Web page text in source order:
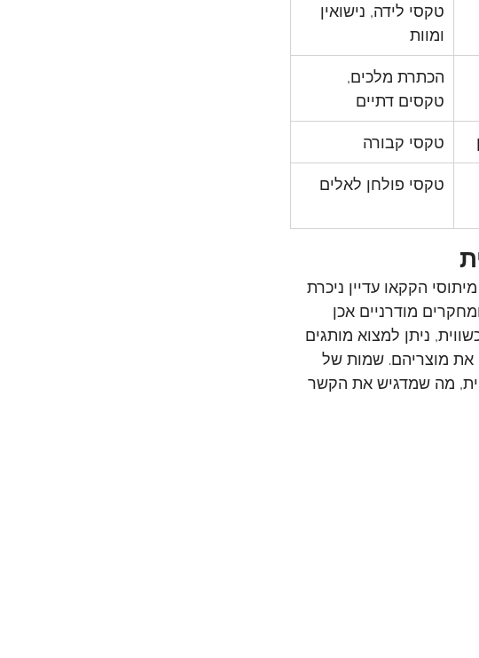
טקסי לידה, נישואין
ומוות
הכתרת מלכים,
טקסים דתיים
טקסי קבורה
טקסי פולחן לאלים
הקקאו עדיין ניכרת
מודרניים אכן
ניתן למצוא מותגים
את מוצריהם. שמות של
מה שמדגיש את הקשר